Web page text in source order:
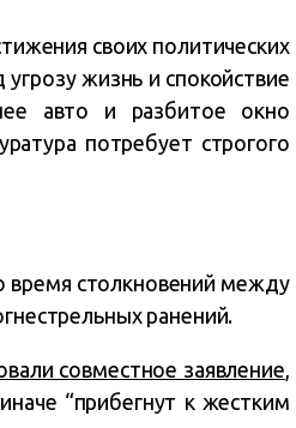
своих политических
жизнь и спокойствие
авто и разбитое окно
потребует строгого
время столкновений между
ранений.
совместное заявление,
“прибегнут к жестким